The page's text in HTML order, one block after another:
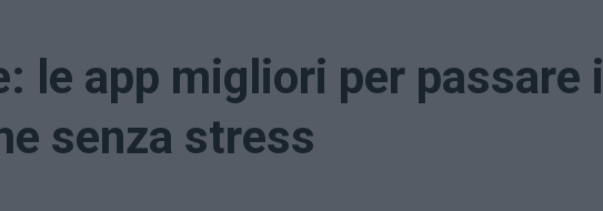
le app migliori per passare i
senza stress